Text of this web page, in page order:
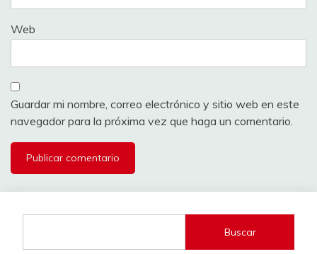
Web
Guardar mi nombre, correo electrónico y sitio web en este
navegador para la próxima vez que haga un comentario.
Buscar